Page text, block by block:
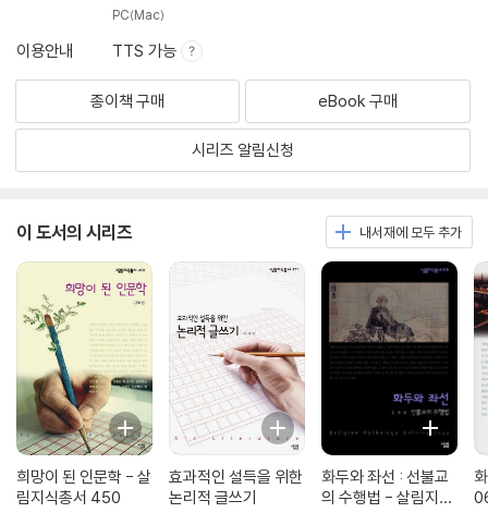
PC(Mac)
이용안내 TTS 가능
종이책 구매 eBook 구매
시리즈 알림신청
이 도서의 시리즈 내서재에 모두 추가
희망이 된 인문학 - 살
림지식총서 450
효과적인 설득을 위한
논리적 글쓰기
화두와 좌선 : 선불교
의 수행법 - 살림지식